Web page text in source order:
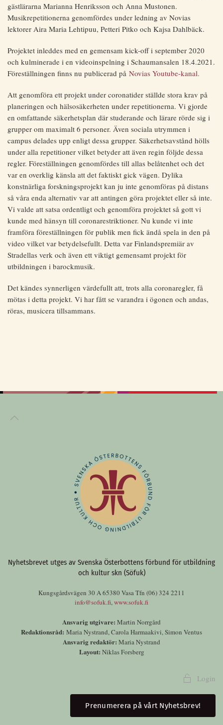
gästlärarna Marianna Henriksson och Anna Mustonen.
Musikrepetitionerna genomfördes under ledning av Novias
lektorer Aira Maria Lehtipuu, Petteri Pitko och Kajsa Dahlbäck.
Projektet inleddes med en gemensam kick-off i september 2020
och kulminerade i en videoinspelning i Schaumansalen 18.4.2021.
Föreställningen finns nu publicerad på Novias Youtube-kanal.
Att genomföra ett projekt under coronatider ställde stora krav på
planeringen och hälsosäkerheten under repetitionerna. Vi gjorde
en omfattande säkerhetsplan där studerande och lärare rörde sig i
grupper om maximalt 6 personer. Även sociala utrymmen i
campus delades upp enligt dessa grupper. Säkerhetsavstånd hölls
under alla repetitioner vilket betyder att även regin följde dessa
regler. Föreställningen genomfördes till allas belåtenhet och det
var en overklig känsla att det faktiskt gick vägen. Dylika
konstnärliga forskningsprojekt kan ju inte genomföras på distans
så våra enda alternativ var att antingen göra projektet eller så inte.
Vi valde att satsa ordentligt och genomföra projektet så gott vi
kunde med hänsyn till coronarestriktioner. Nu kunde vi inte
framföra föreställningen för publik men fick ändå spela in den på
video vilket var betydelsefullt. Detta var Finlandspremiär av
Stradellas verk och även ett viktigt gemensamt projekt för
utbildningen i barockmusik.
Det kändes synnerligen värdefullt att, trots alla coronaregler, få
mötas i detta projekt. Vi har fått se varandra i ögonen och andas,
röras, musicera tillsammans.
Nyhetsbrevet utges av Svenska Österbottens förbund för utbildning
och kultur skn (Söfuk)
Kungsgårdsvägen 30 A 65380 Vasa Tfn (06) 324 2211
info@sofuk.fi,www.sofuk.fi
Ansvarig utgivare: Martin Norrgård
Redaktionsråd: Maria Nystrand, Carola Harmaakivi, Simon Ventus
Ansvarig redaktör: Maria Nystrand
Layout: Niklas Forsberg
Login
Prenumerera på vårt Nyhetsbrev!